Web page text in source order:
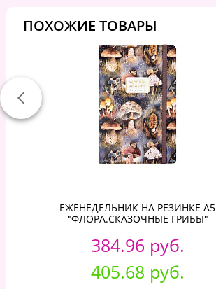
ПОХОЖИЕ ТОВАРЫ
ЕЖЕНЕДЕЛЬНИК НА РЕЗИНКЕ А5
"ФЛОРА.СКАЗОЧНЫЕ ГРИБЫ"
384.96 руб.
405.68 руб.